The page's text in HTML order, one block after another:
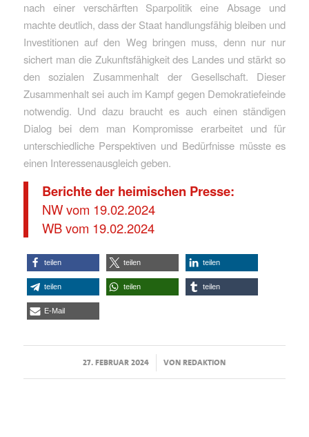
nach einer verschärften Sparpolitik eine Absage und
machte deutlich, dass der Staat handlungsfähig bleiben und
Investitionen auf den Weg bringen muss, denn nur nur
sichert man die Zukunftsfähigkeit des Landes und stärkt so
den sozialen Zusammenhalt der Gesellschaft. Dieser
Zusammenhalt sei auch im Kampf gegen Demokratiefeinde
notwendig. Und dazu braucht es auch einen ständigen
Dialog bei dem man Kompromisse erarbeitet und für
unterschiedliche Perspektiven und Bedürfnisse müsste es
einen Interessenausgleich geben.
Berichte der heimischen Presse:
NW vom 19.02.2024
WB vom 19.02.2024
teilen teilen teilen
teilen teilen teilen
E-Mail
27. FEBRUAR 2024
/ VONREDAKTION